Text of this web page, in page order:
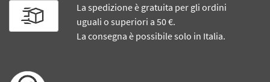
La spedizione è gratuita per gli ordini
uguali o superiori a 50 €.
La consegna è possibile solo in Italia.